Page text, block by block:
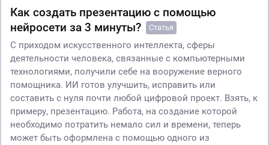
Как создать презентацию с помощью
нейросети за 3 минуты?
Статья
С приходом искусственного интеллекта, сферы
деятельности человека, связанные с компьютерными
технологиями, получили себе на вооружение верного
помощника. ИИ готов улучшить, исправить или
составить с нуля почти любой цифровой проект. Взять, к
примеру, презентацию. Работа, на создание которой
необходимо потратить немало сил и времени, теперь
может быть оформлена с помощью одного из